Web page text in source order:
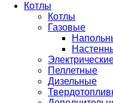
Котлы
Котлы
Газовые
Пеллетные
Дизельные